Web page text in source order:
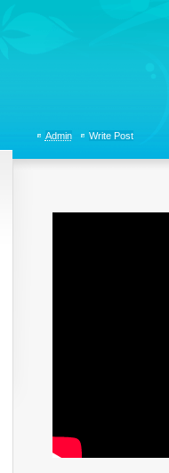
Admin Write Post